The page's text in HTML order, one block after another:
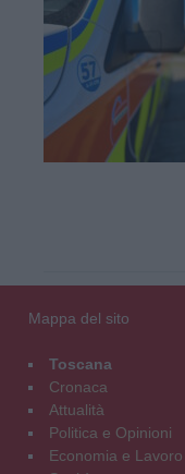
Mappa del sito
Toscana
Cronaca
Attualità
Politica e Opinioni
Economia e Lavoro